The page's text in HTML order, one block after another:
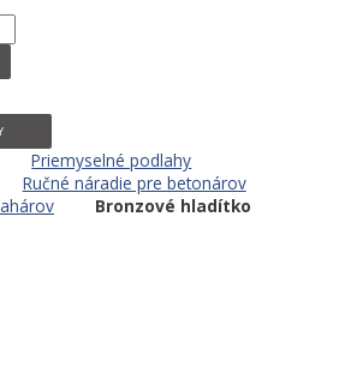
Priemyselné podlahy
Ručné náradie pre betonárov
Bronzové hladítko